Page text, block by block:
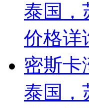
泰国，
价格详
密斯卡
泰国，